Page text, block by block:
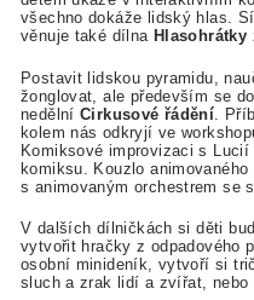
všechno dokáže lidský hlas.
věnuje také dílna Hlasohrátky
Postavit lidskou pyramidu,
žonglovat, ale především se
nedělníCirkusové řádění .
kolem nás odkryjí ve
Komiksové improvizaci s
komiksu. Kouzlo
s animovaným orchestrem se
V dalších dílničkách si děti
vytvořit hračky z odpadového
osobní minideník, vytvoří si
sluch a zrak lidí a zvířat, nebo